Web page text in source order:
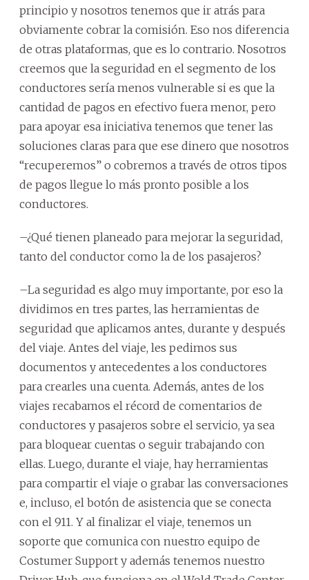
principio y nosotros tenemos que ir atrás para
obviamente cobrar la comisión. Eso nos diferencia
de otras plataformas, que es lo contrario. Nosotros
creemos que la seguridad en el segmento de los
conductores sería menos vulnerable si es que la
cantidad de pagos en efectivo fuera menor, pero
para apoyar esa iniciativa tenemos que tener las
soluciones claras para que ese dinero que nosotros
“recuperemos” o cobremos a través de otros tipos
de pagos llegue lo más pronto posible a los
conductores.
–¿Qué tienen planeado para mejorar la seguridad,
tanto del conductor como la de los pasajeros?
–La seguridad es algo muy importante, por eso la
dividimos en tres partes, las herramientas de
seguridad que aplicamos antes, durante y después
del viaje. Antes del viaje, les pedimos sus
documentos y antecedentes a los conductores
para crearles una cuenta. Además, antes de los
viajes recabamos el récord de comentarios de
conductores y pasajeros sobre el servicio, ya sea
para bloquear cuentas o seguir trabajando con
ellas. Luego, durante el viaje, hay herramientas
para compartir el viaje o grabar las conversaciones
e, incluso, el botón de asistencia que se conecta
con el 911. Y al finalizar el viaje, tenemos un
soporte que comunica con nuestro equipo de
Costumer Support y además tenemos nuestro